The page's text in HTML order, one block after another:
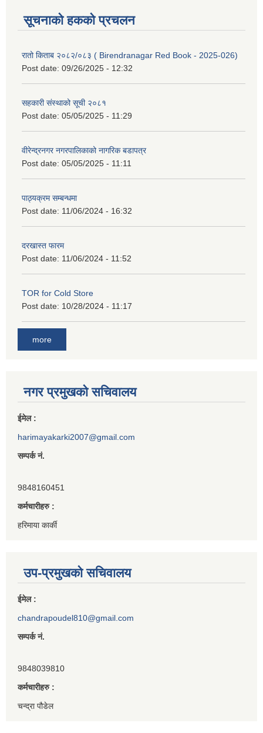
सूचनाको हकको प्रचलन
रातो किताब २०८२/०८३ ( Birendranagar Red Book - 2025-026)
Post date: 09/26/2025 - 12:32
सहकारी संस्थाको सूची २०८१
Post date: 05/05/2025 - 11:29
वीरेन्द्रनगर नगरपालिकाको नागरिक बडापत्र
Post date: 05/05/2025 - 11:11
पाठ्यक्रम सम्बन्धमा
Post date: 11/06/2024 - 16:32
दरखास्त फारम
Post date: 11/06/2024 - 11:52
TOR for Cold Store
Post date: 10/28/2024 - 11:17
more
नगर प्रमुखको सचिवालय
ईमेल :
harimayakarki2007@gmail.com
सम्पर्क नं.
9848160451
कर्मचारीहरु :
हरिमाया कार्की
उप-प्रमुखको सचिवालय
ईमेल :
chandrapoudel810@gmail.com
सम्पर्क नं.
9848039810
कर्मचारीहरु :
चन्द्रा पौडेल